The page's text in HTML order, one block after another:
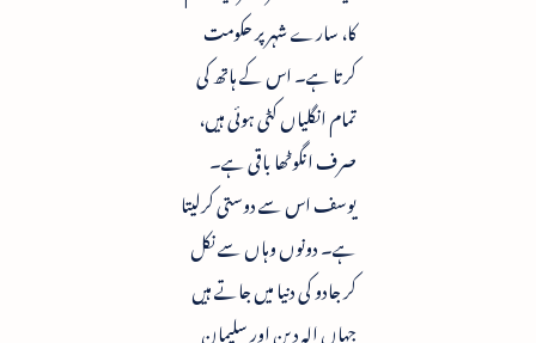
کا، سارے شہر پر حکومت
کرتا ہے۔ اس کے ہاتھ کی
تمام انگلیاں کٹی ہوئی ہیں،
صرف انگوٹھا باقی ہے۔
یوسف اس سے دوستی کرلیتا
ہے۔ دونوں وہاں سے نکل
کر جادو کی دنیا میں جاتے ہیں
جہاں الہ دین اور سلیمان